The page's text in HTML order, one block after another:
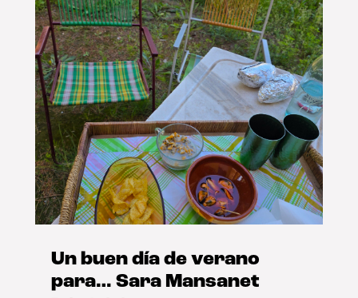
Un buen día de verano
para… Sara Mansanet